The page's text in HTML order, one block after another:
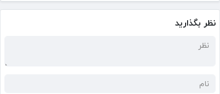
نظر بگذارید